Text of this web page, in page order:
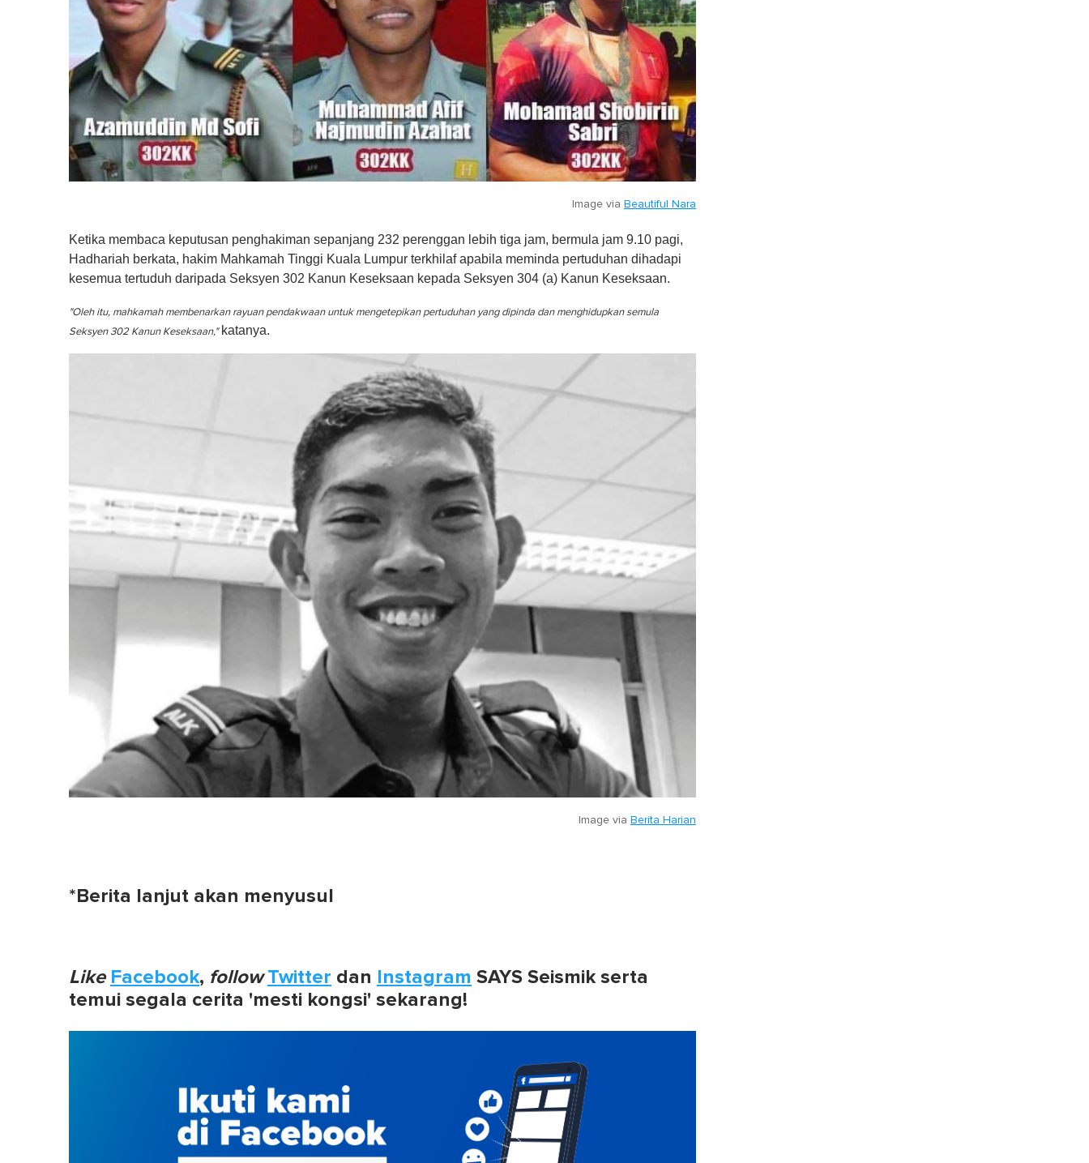
Image via Beautiful Nara
Ketika membaca keputusan penghakiman sepanjang 232 perenggan lebih tiga jam, bermula jam 9.10 pagi,
Hadhariah berkata, hakim Mahkamah Tinggi Kuala Lumpur terkhilaf apabila meminda pertuduhan dihadapi
kesemua tertuduh daripada Seksyen 302 Kanun Keseksaan kepada Seksyen 304 (a) Kanun Keseksaan.
"Oleh itu, mahkamah membenarkan rayuan pendakwaan untuk mengetepikan pertuduhan yang dipinda dan menghidupkan semula
Seksyen 302 Kanun Keseksaan,"katanya.
Image via Berita Harian
*Berita lanjut akan menyusul
Like Facebook, follow Twitter dan Instagram SAYS Seismik serta
temui segala cerita 'mesti kongsi' sekarang!